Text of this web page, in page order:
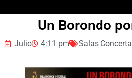
Un Borondo
Julio 4:11 pm Salas